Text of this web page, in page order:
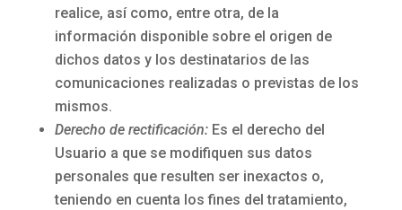
realice, así como, entre otra, de la
información disponible sobre el origen de
dichos datos y los destinatarios de las
comunicaciones realizadas o previstas de los
mismos.
Derecho de rectificación:Es el derecho del
Usuario a que se modifiquen sus datos
personales que resulten ser inexactos o,
teniendo en cuenta los fines del tratamiento,